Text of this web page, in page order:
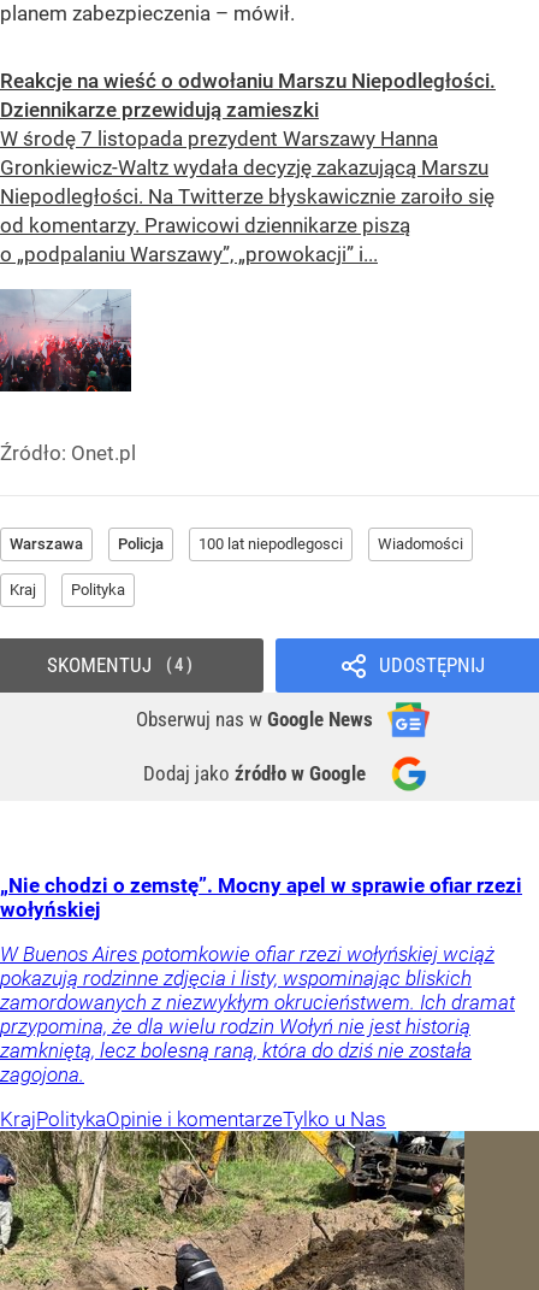
planem zabezpieczenia – mówił.
Reakcje na wieść o odwołaniu Marszu Niepodległości.
Dziennikarze przewidują zamieszki
W środę 7 listopada prezydent Warszawy Hanna
Gronkiewicz-Waltz wydała decyzję zakazującą Marszu
Niepodległości. Na Twitterze błyskawicznie zaroiło się
od komentarzy. Prawicowi dziennikarze piszą
o „podpalaniu Warszawy”, „prowokacji” i...
Źródło: Onet.pl
Warszawa Policja 100 lat niepodlegosci Wiadomości
Kraj Polityka
UDOSTĘPNIJ
Obserwuj nas w Google News
Dodaj jako źródło w Google
SKOMENTUJ 4
„Nie chodzi o zemstę”. Mocny apel w sprawie ofiar rzezi
wołyńskiej
W Buenos Aires potomkowie ofiar rzezi wołyńskiej wciąż
pokazują rodzinne zdjęcia i listy, wspominając bliskich
zamordowanych z niezwykłym okrucieństwem. Ich dramat
przypomina, że dla wielu rodzin Wołyń nie jest historią
zamkniętą, lecz bolesną raną, która do dziś nie została
zagojona.
KrajPolitykaOpinie i komentarzeTylko u Nas